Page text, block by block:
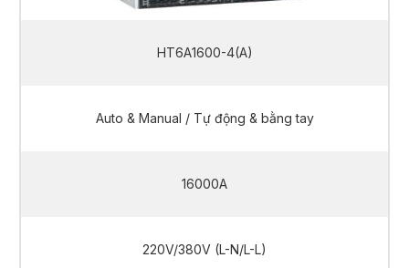
HT6A1600-4(A)
Auto & Manual / Tự động & bằng tay
16000A
220V/380V (L-N/L-L)